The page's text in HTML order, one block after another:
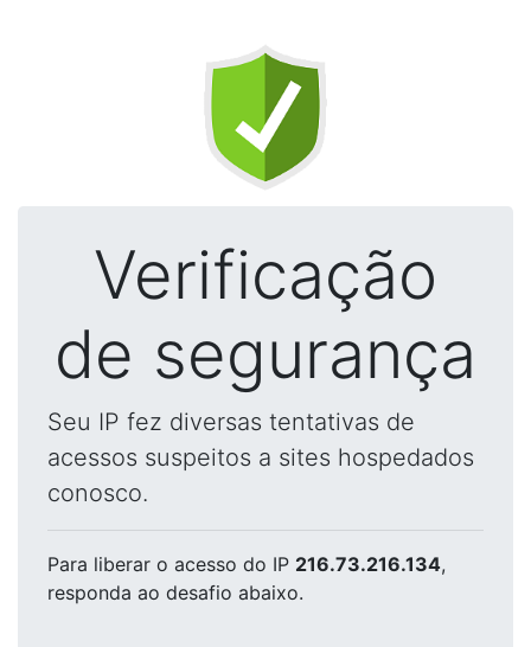
Verificação
de segurança
Seu IP fez diversas tentativas de
acessos suspeitos a sites hospedados
conosco.
Para liberar o acesso do IP 216.73.216.134,
responda ao desafio abaixo.